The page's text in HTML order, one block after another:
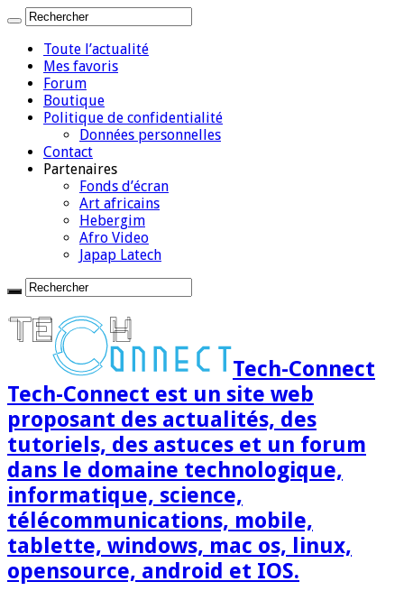
Toute l’actualité
Mes favoris
Forum
Boutique
Politique de confidentialité
Données personnelles
Contact
Partenaires
Fonds d’écran
Art africains
Hebergim
Afro Video
Japap Latech
Tech-Connect
Tech-Connect est un site web
proposant des actualités, des
tutoriels, des astuces et un forum
dans le domaine technologique,
informatique, science,
télécommunications, mobile,
tablette, windows, mac os, linux,
opensource, android et IOS.